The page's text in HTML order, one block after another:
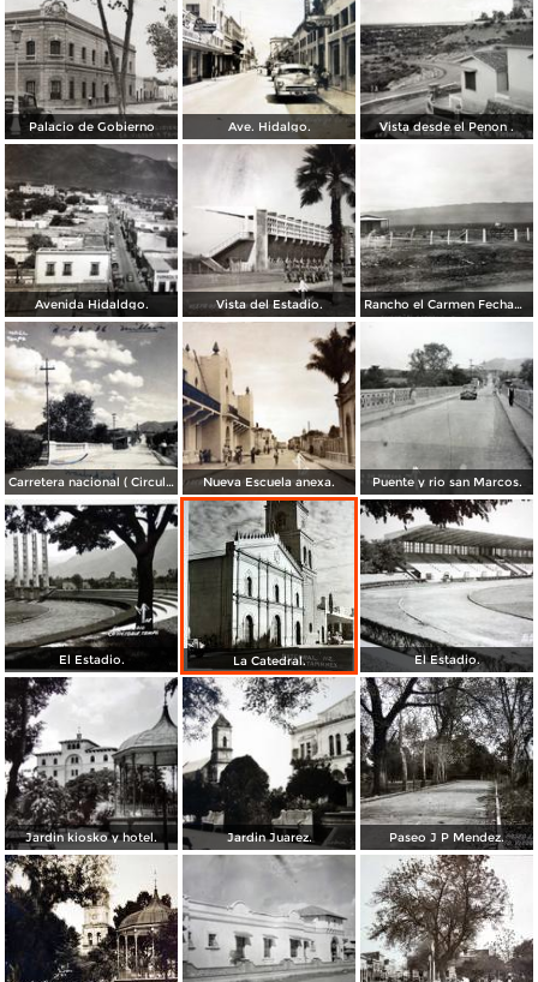
Palacio de Gobierno Ave. Hidalgo. Vista desde el Penon .
Avenida Hidaldgo. Vista del Estadio. Rancho el Carmen Fechada el 19 de Enero de 1948
Carretera nacional ( Circulada el 26 de Agosto de 1936 ) Nueva Escuela anexa. Puente y rio san Marcos.
El Estadio. La Catedral. El Estadio.
Jardin kiosko y hotel. Jardin Juarez. Paseo J P Mendez.